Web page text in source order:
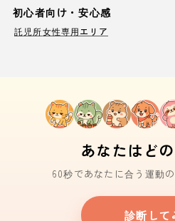
初心者向け・安心感
託児所女性専用エリア
あなたはど
60秒であなたに合う運動
診断して